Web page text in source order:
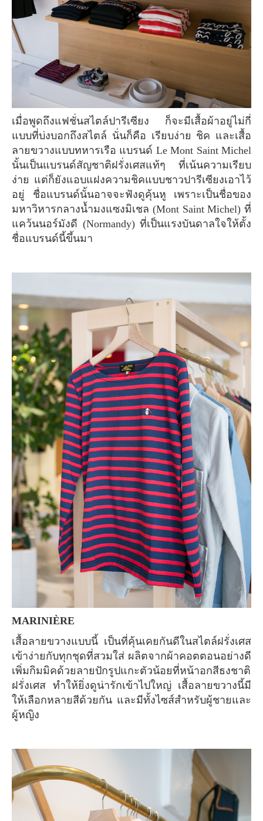
เมื่อพูดถึงแฟชั่นสไตล์ปารีเซียง ก็จะมีเสื้อผ้าอยู่ไม่กี่
แบบที่บ่งบอกถึงสไตล์ นั่นก็คือ เรียบง่าย ชิค และเสื้อ
ลายขวางแบบทหารเรือ แบรนด์ Le Mont Saint Michel
นั้นเป็นแบรนด์สัญชาติฝรั่งเศสแท้ๆ ที่เน้นความเรียบ
ง่าย แต่ก็ยังแอบแฝงความชิคแบบชาวปารีเซียงเอาไว้
อยู่ ชื่อแบรนด์นั้นอาจจะฟังดูคุ้นหู เพราะเป็นชื่อของ
มหาวิหารกลางน้ำมงแซงมิเชล (Mont Saint Michel) ที่
แคว้นนอร์มังดี (Normandy) ที่เป็นแรงบันดาลใจให้ตั้ง
ชื่อแบรนด์นี้ขึ้นมา
MARINIÈRE
เสื้อลายขวางแบบนี้ เป็นที่คุ้นเคยกันดีในสไตล์ฝรั่งเศส
เข้าง่ายกับทุกชุดที่สวมใส่ ผลิตจากผ้าคอตตอนอย่างดี
เพิ่มกิมมิคด้วยลายปักรูปแกะตัวน้อยที่หน้าอกสีธงชาติ
ฝรั่งเศส ทำให้ยิ่งดูน่ารักเข้าไปใหญ่ เสื้อลายขวางนี้มี
ให้เลือกหลายสีด้วยกัน และมีทั้งไซส์สำหรับผู้ชายและ
ผู้หญิง